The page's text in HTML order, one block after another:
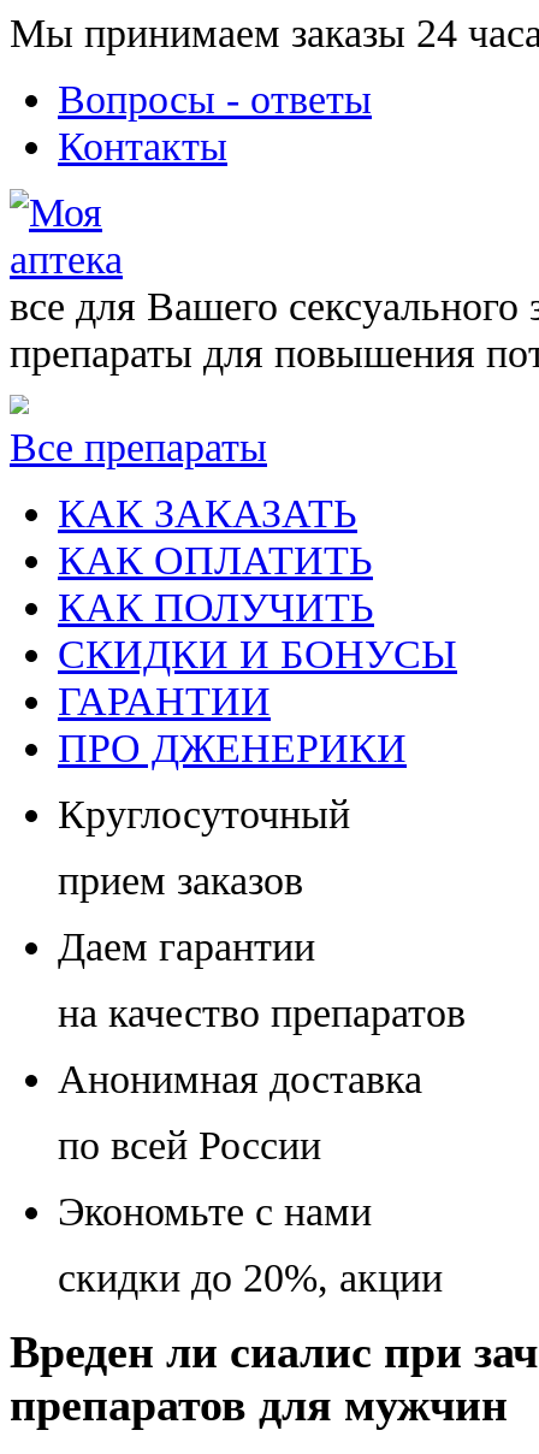
Мы принимаем заказы 24
Вопросы - ответы
Контакты
все для Вашего сексуального
препараты для повышения
Все препараты
КАК ЗАКАЗАТЬ
КАК ОПЛАТИТЬ
КАК ПОЛУЧИТЬ
СКИДКИ И БОНУСЫ
ГАРАНТИИ
ПРО ДЖЕНЕРИКИ
Круглосуточный
прием заказов
Даем гарантии
на качество препаратов
Анонимная доставка
по всей России
Экономьте с нами
скидки до 20%, акции
Вреден ли сиалис при
препаратов для мужчин